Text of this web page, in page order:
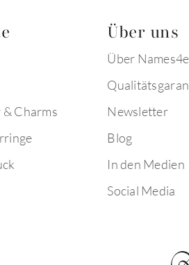
Charms
Über uns
Über
Newsletter
Blog
In den Medien
Social Media